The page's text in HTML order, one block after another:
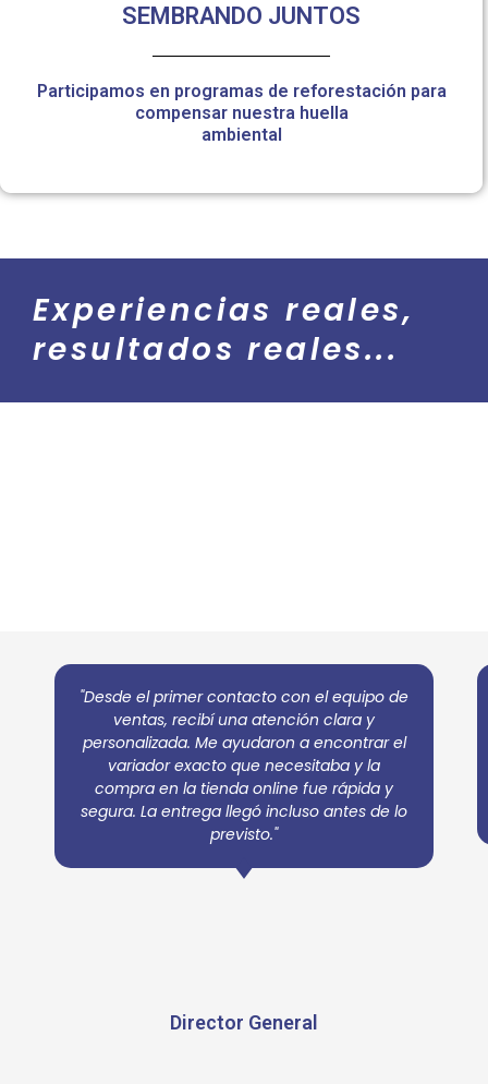
SEMBRANDO JUNTOS
Participamos en programas de reforestación para
compensar nuestra huella
ambiental
Experiencias reales,
resultados reales...
"Desde el primer contacto con el equipo de
ventas, recibí una atención clara y
personalizada. Me ayudaron a encontrar el
variador exacto que necesitaba y la
compra en la tienda online fue rápida y
segura. La entrega llegó incluso antes de lo
previsto."
Director General